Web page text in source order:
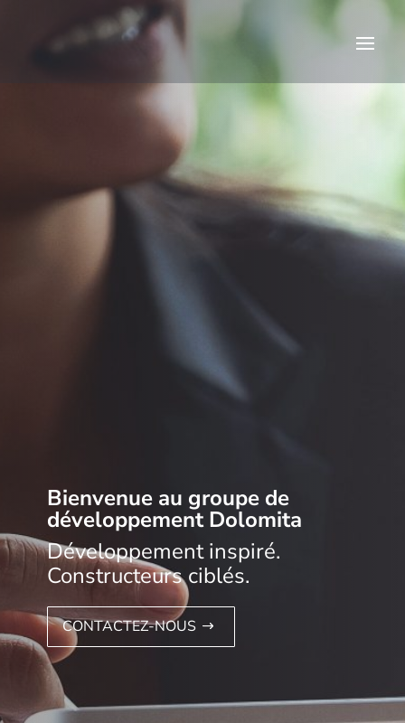
Bienvenue au groupe de
développement Dolomita
Développement inspiré.
Constructeurs ciblés.
CONTACTEZ-NOUS